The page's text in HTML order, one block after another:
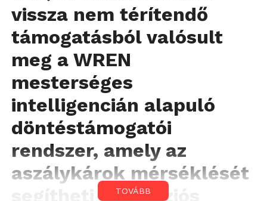
vissza nem térítendő
támogatásból valósult
meg a WREN
mesterséges
intelligencián alapuló
döntéstámogatói
rendszer, amely az
aszálykárok mérséklését
segítheti a precíziós
TOVÁBB